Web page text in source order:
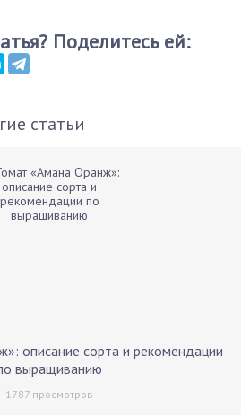
Поделитесь ей:
статьи
описание сорта и рекомендации
выращиванию
1787 просмотров